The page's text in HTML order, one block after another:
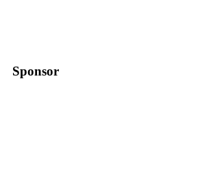
Sponsor